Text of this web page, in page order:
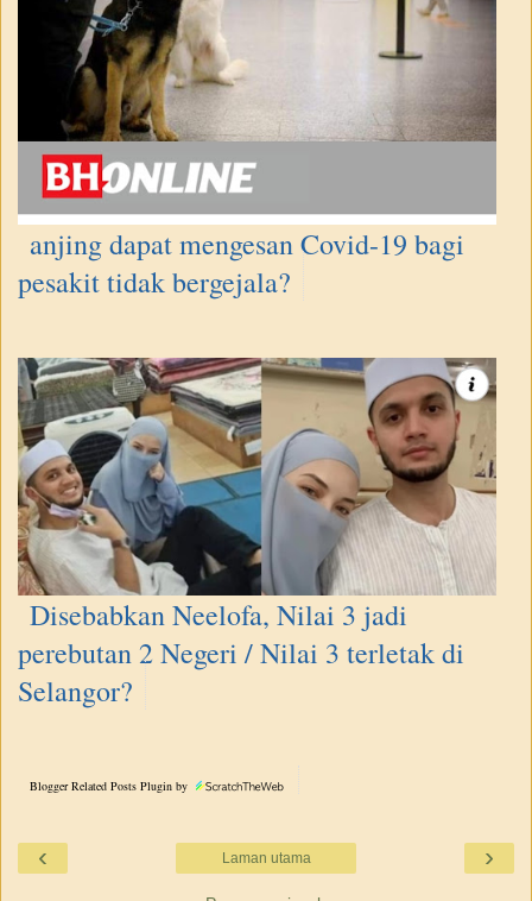
anjing dapat mengesan Covid-19 bagi
pesakit tidak bergejala?
Disebabkan Neelofa, Nilai 3 jadi
perebutan 2 Negeri / Nilai 3 terletak di
Selangor?
Blogger Related Posts Plugin by
‹ ›
Laman utama